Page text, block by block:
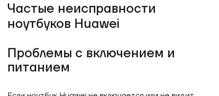
Частые неисправности
ноутбуков Huawei
Проблемы с включением и
питанием